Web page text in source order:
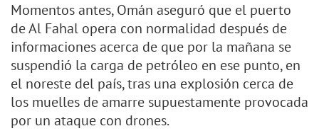
Momentos antes, Omán aseguró que el puerto
de Al Fahal opera con normalidad después de
informaciones acerca de que por la mañana se
suspendió la carga de petróleo en ese punto, en
el noreste del país, tras una explosión cerca de
los muelles de amarre supuestamente provocada
por un ataque con drones.